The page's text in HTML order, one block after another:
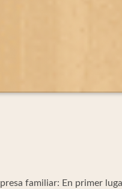
familiar: En primer